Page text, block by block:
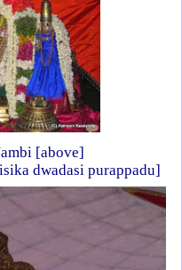
[above]
dwadasi purappadu]